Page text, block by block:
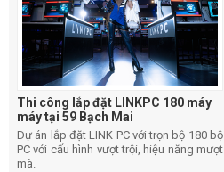
Thi công lắp đặt LINKPC 180 máy
máy tại 59 Bạch Mai
Dự án lắp đặt LINK PC với trọn bộ 180 bộ
PC với cấu hình vượt trội, hiệu năng mượt
mà.